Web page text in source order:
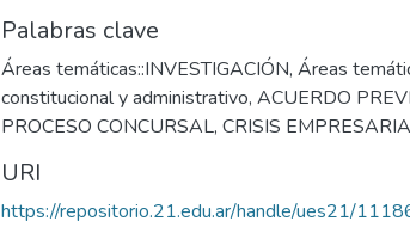
Palabras clave
Áreas temáticas::INVESTIGACIÓN, Áreas
constitucional y administrativo, ACUERDO
PROCESO CONCURSAL, CRISIS
URI
https://repositorio.21.edu.ar/handle/ues21/